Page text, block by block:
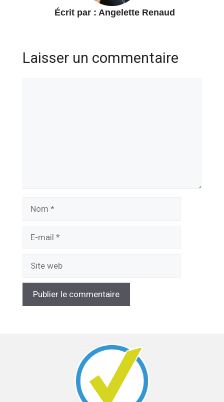
Écrit par : Angelette Renaud
Laisser un commentaire